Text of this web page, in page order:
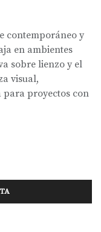
contemporáneo y
en ambientes
sobre lienzo y el
visual,
proyectos con